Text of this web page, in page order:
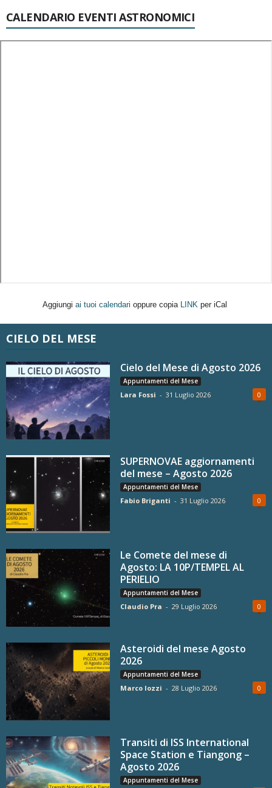
CALENDARIO EVENTI ASTRONOMICI
Aggiungi ai tuoi calendari oppure copia LINK per iCal
CIELO DEL MESE
Cielo del Mese di Agosto 2026
Appuntamenti del Mese
Lara Fossi - 31 Luglio 2026 0
SUPERNOVAE aggiornamenti
del mese – Agosto 2026
Appuntamenti del Mese
Fabio Briganti - 31 Luglio 2026 0
Le Comete del mese di
Agosto: LA 10P/TEMPEL AL
PERIELIO
Appuntamenti del Mese
Claudio Pra - 29 Luglio 2026 0
Asteroidi del mese Agosto
2026
Appuntamenti del Mese
Marco Iozzi - 28 Luglio 2026 0
Transiti di ISS International
Space Station e Tiangong –
Agosto 2026
Appuntamenti del Mese